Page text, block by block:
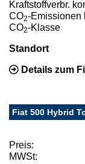
Kraftstoffverbr.
CO2-Emissionen
CO2-Klasse
Standort
Details zum
Fiat 500 Hybrid
Preis:
MWSt: